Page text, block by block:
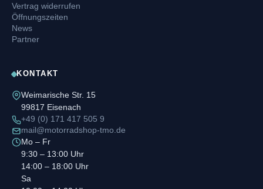
Vertrag widerrufen
Öffnungszeiten
News
Partner
KONTAKT
Weimarische Str. 15
99817 Eisenach
+49 (0) 171 417 505 9
mail@motorradshop-tmo.de
Mo – Fr
9:30 – 13:00 Uhr
14:00 – 18:00 Uhr
Sa